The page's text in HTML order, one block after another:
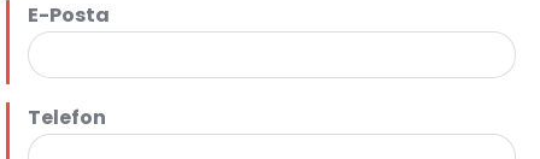
E-Posta
Telefon